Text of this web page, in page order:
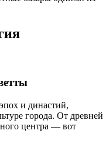
и династий,
города. От древней
центра — вот